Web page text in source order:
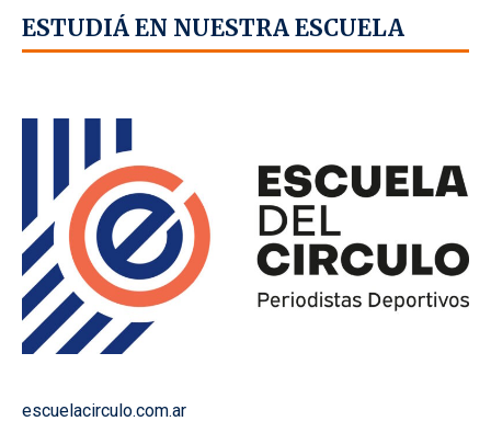
ESTUDIÁ EN NUESTRA ESCUELA
escuelacirculo.com.ar